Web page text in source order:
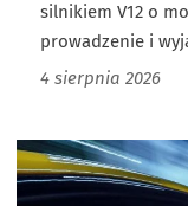
silnikiem V12 o
prowadzenie i
4 sierpnia 2026